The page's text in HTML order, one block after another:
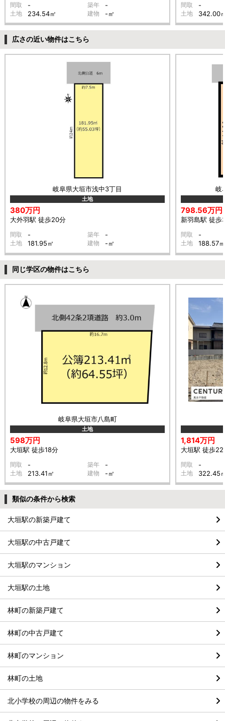
間取 - 築年 -
土地 234.54㎡ 建物 -㎡
間取 -
土地 342.00
広さの近い物件はこちら
岐阜県大垣市浅中3丁目
土地
380万円
大外羽駅 徒歩20分
間取 - 築年 -
土地 181.95㎡ 建物 -㎡
岐
798.56万円
新羽島駅 徒歩
間取 -
土地 188.57㎡
同じ学区の物件はこちら
岐阜県大垣市八島町
土地
598万円
大垣駅 徒歩18分
間取 - 築年 -
土地 213.41㎡ 建物 -㎡
1,814万円
大垣駅 徒歩22
間取 -
土地 322.45
類似の条件から検索
大垣駅の新築戸建て
大垣駅の中古戸建て
大垣駅のマンション
大垣駅の土地
林町の新築戸建て
林町の中古戸建て
林町のマンション
林町の土地
北小学校の周辺の物件をみる